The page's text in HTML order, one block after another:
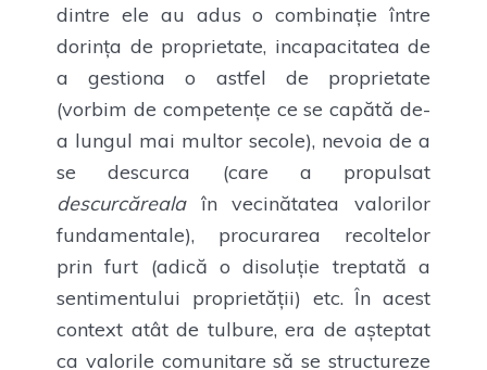
dintre ele au adus o combinație între
dorința de proprietate, incapacitatea de
a gestiona o astfel de proprietate
(vorbim de competențe ce se capătă de-
a lungul mai multor secole), nevoia de a
se descurca (care a propulsat
descurcărealaîn vecinătatea valorilor
fundamentale), procurarea recoltelor
prin furt (adică o disoluție treptată a
sentimentului proprietății) etc. În acest
context atât de tulbure, era de așteptat
ca valorile comunitare să se structureze